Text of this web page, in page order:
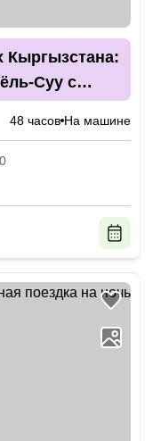
Кыргызстана:
Суу с
48 часов На машине